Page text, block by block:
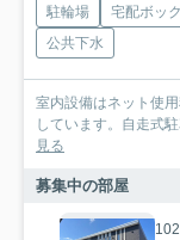
駐輪場 宅配ボッ
公共下水
室内設備はネット使
しています。自走式
見る
募集中の部屋
102